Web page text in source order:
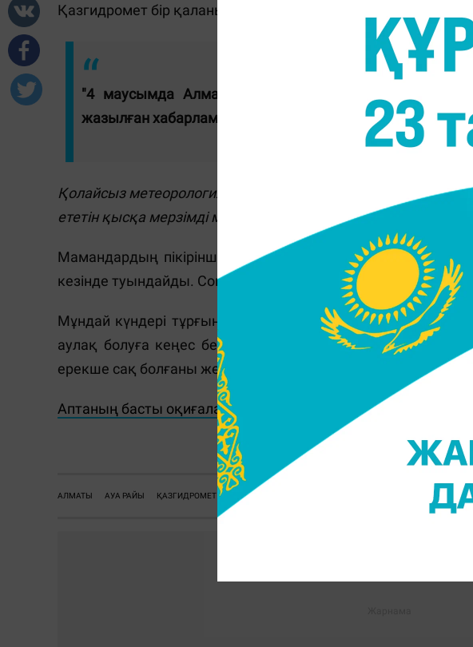
Қазгидромет бір қаланың тұрғындарына ескерту жасады, -
"4 маусымда Алматы қаласында қолайсыз
жазылған хабарламада.
Қолайсыз метеорологиялық жағдай - ауаның беткі
ететін қысқа мерзімді метеофакторлар (тымық ауа райы,
Мамандардың пікірінше, мұндай жағдайлар көбіне жел
кезінде туындайды. Соның салдарынан зиян қоспалар
Мұндай күндері тұрғындарға сыртта ұзақ жүрмеуге,
аулақ болуға кеңес беріледі. Балалар, жүкті әйелдер
ерекше сақ болғаны жөн.
Аптаның басты оқиғалары мен пайдалы видеоларды көру
Ж. Қадыржанова
АЛМАТЫ АУА РАЙЫ ҚАЗГИДРОМЕТ ЕСКЕРТУ